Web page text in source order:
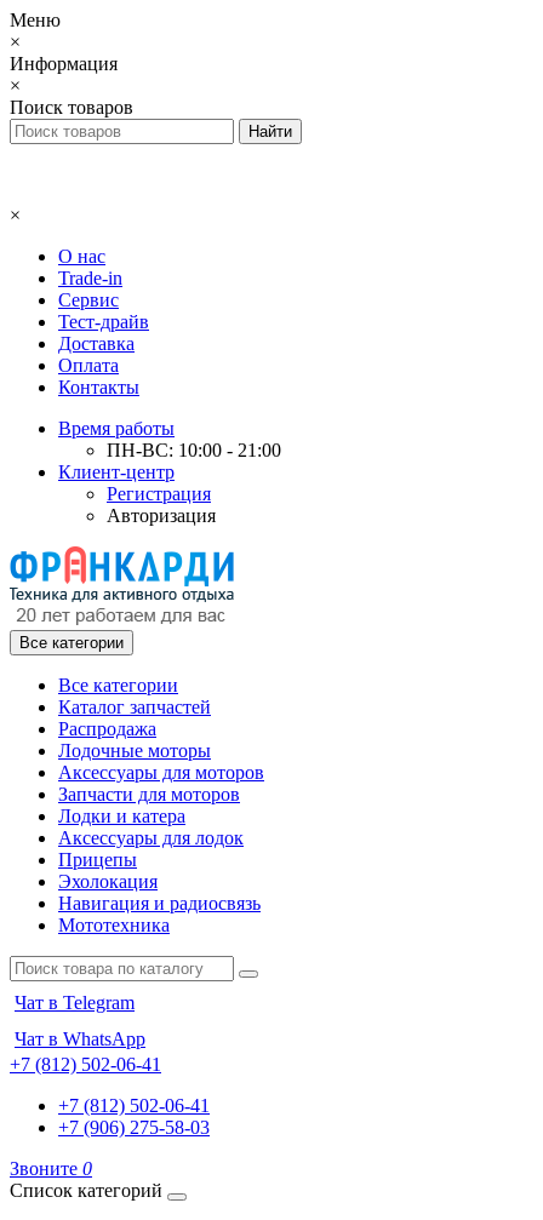
Меню
×
Информация
×
Поиск товаров
×
О нас
Trade-in
Сервис
Тест-драйв
Доставка
Оплата
Контакты
Время работы
ПН-ВС: 10:00 - 21:00
Клиент-центр
Регистрация
Авторизация
Все категории
Все категории
Каталог запчастей
Распродажа
Лодочные моторы
Аксессуары для моторов
Запчасти для моторов
Лодки и катера
Аксессуары для лодок
Прицепы
Эхолокация
Навигация и радиосвязь
Мототехника
Чат в Telegram
Чат в WhatsApp
+7 (812) 502-06-41
+7 (812) 502-06-41
+7 (906) 275-58-03
Звоните 0
Список категорий